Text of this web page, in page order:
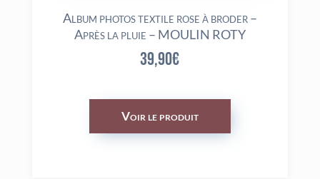
Album photos textile rose à broder –
Après la pluie – MOULIN ROTY
39,90€
Voir le produit